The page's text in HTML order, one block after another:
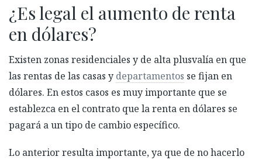
¿Es legal el aumento de renta
en dólares?
Existen zonas residenciales y de alta plusvalía en que
las rentas de las casas y departamentos se fijan en
dólares. En estos casos es muy importante que se
establezca en el contrato que la renta en dólares se
pagará a un tipo de cambio específico.
Lo anterior resulta importante, ya que de no hacerlo